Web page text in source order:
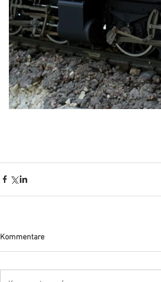
Kommentare